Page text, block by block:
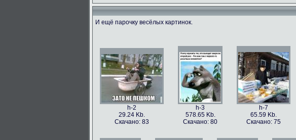
h-86973
49.56 Kb.
Скачано: 77
h-86979
106.1 Kb.
Скачано: 63
h-86978
101.5 Kb.
Скачано: 59
И ещё парочку весёлых картинок.
h-2
29.24 Kb.
Скачано: 83
h-3
578.65 Kb.
Скачано: 80
h-7
65.59 Kb.
Скачано: 75